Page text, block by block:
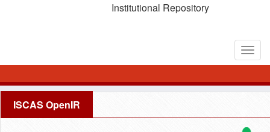
Institutional Repository
ISCAS OpenIR